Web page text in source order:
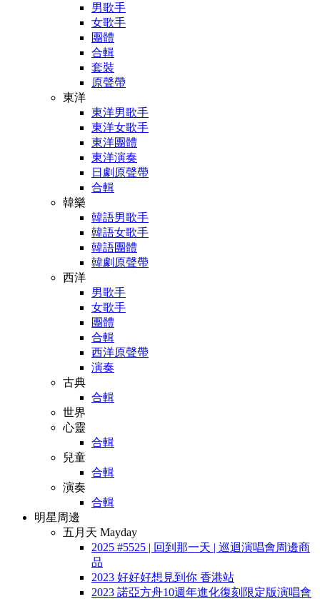
男歌手
女歌手
團體
合輯
套裝
原聲帶
東洋
東洋男歌手
東洋女歌手
東洋團體
東洋演奏
日劇原聲帶
合輯
韓樂
韓語男歌手
韓語女歌手
韓語團體
韓劇原聲帶
西洋
男歌手
女歌手
團體
合輯
西洋原聲帶
演奏
古典
合輯
世界
心靈
合輯
兒童
合輯
演奏
合輯
明星周邊
五月天 Mayday
2025 #5525 | 回到那一天 | 巡迴演唱會周邊商
品
2023 好好好想見到你 香港站
2023 諾亞方舟10週年進化復刻限定版演唱會